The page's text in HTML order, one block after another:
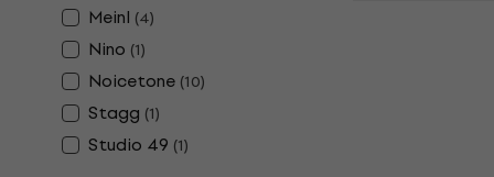
Meinl (4)
Nino (1)
Noicetone (10)
Stagg (1)
Studio 49 (1)